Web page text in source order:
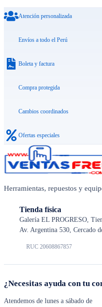
Atención personalizada
Envíos a todo el Perú
Boleta y factura
Compra protegida
Cambios coordinados
Ofertas especiales
Herramientas, repuestos y
Tienda física
Galería EL PROGRESO,
Av. Argentina 530, Cercado
RUC 20608867857
¿Necesitas ayuda con tu
Atendemos de lunes a sábado de